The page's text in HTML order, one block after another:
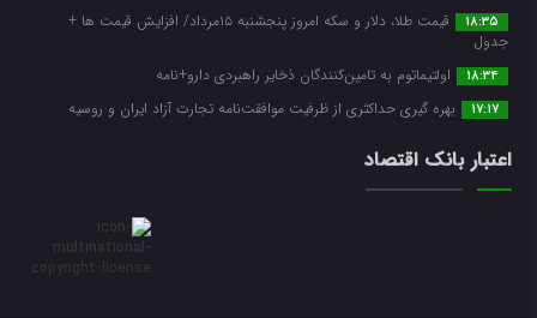
18:35
قیمت طلا، دلار و سکه امروز پنجشنبه ۱۵مرداد/ افزایش قیمت ها +
جدول
18:34 اولتیماتوم به تامین‌کنندگان ذخایر راهبردی دارو+نامه
17:17 بهره گیری حداکثری از ظرفیت موافقت‌نامه تجارت آزاد ایران و روسیه
اعتبار بانک اقتصاد